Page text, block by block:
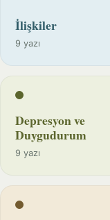
İlişkiler
9 yazı
Depresyon ve
Duygudurum
9 yazı